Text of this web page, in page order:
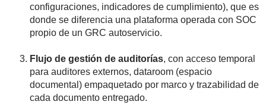
configuraciones, indicadores de cumplimiento), que es
donde se diferencia una plataforma operada con SOC
propio de un GRC autoservicio.
Flujo de gestión de auditorías, con acceso temporal
para auditores externos, dataroom (espacio
documental) empaquetado por marco y trazabilidad de
cada documento entregado.